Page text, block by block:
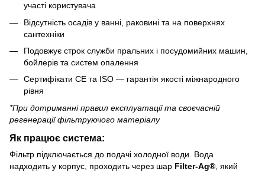
участі користувача
Відсутність осадів у ванні, раковині та на поверхнях
сантехніки
Подовжує строк служби пральних і посудомийних машин,
бойлерів та систем опалення
Сертифікати CE та ISO — гарантія якості міжнародного
рівня
*При дотриманні правил експлуатації та своєчасній
регенерації фільтруючого матеріалу
Як працює система:
Фільтр підключається до подачі холодної води. Вода
надходить у корпус, проходить через шар Filter-Ag® , який